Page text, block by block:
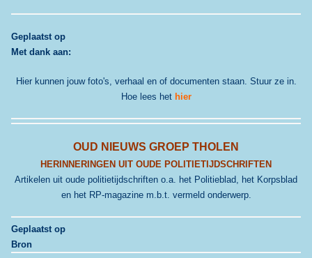
Geplaatst op
Met dank aan:
Hier kunnen jouw foto's, verhaal en of documenten staan. Stuur ze in.
Hoe lees het hier
OUD NIEUWS GROEP THOLEN
HERINNERINGEN UIT OUDE POLITIETIJDSCHRIFTEN
Artikelen uit oude politietijdschriften o.a. het Politieblad, het Korpsblad
en het RP-magazine m.b.t. vermeld onderwerp.
Geplaatst op
Bron